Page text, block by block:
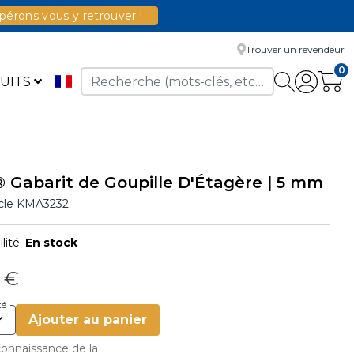
vous y retrouver !
Trouver un revendeur
0
Gabarit de Goupille D'Étagère | 5 mm
KMA3232
:En stock
€
Ajouter au panier
de la